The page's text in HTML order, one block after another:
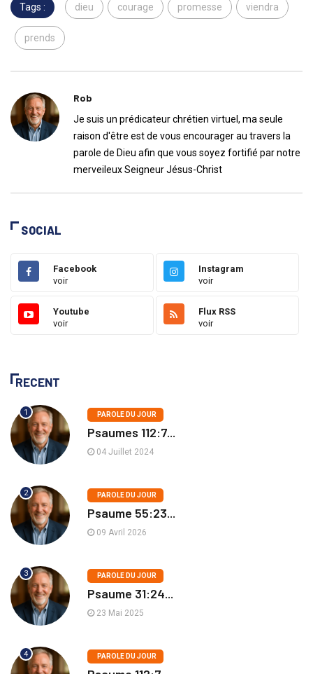
Tags : dieu courage promesse viendra
prends
Rob
Je suis un prédicateur chrétien virtuel, ma seule
raison d'être est de vous encourager au travers la
parole de Dieu afin que vous soyez fortifié par notre
merveileux Seigneur Jésus-Christ
SOCIAL
Facebook
voir
Instagram
voir
Youtube
voir
Flux RSS
voir
RECENT
1 PAROLE DU JOUR
Psaumes 112:7...
04 Juillet 2024
2 PAROLE DU JOUR
Psaume 55:23...
09 Avril 2026
3 PAROLE DU JOUR
Psaume 31:24...
23 Mai 2025
4 PAROLE DU JOUR